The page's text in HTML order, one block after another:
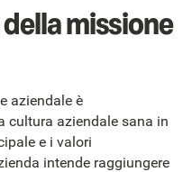
missione
aziendale è
cultura aziendale sana in
e i valori
intende raggiungere